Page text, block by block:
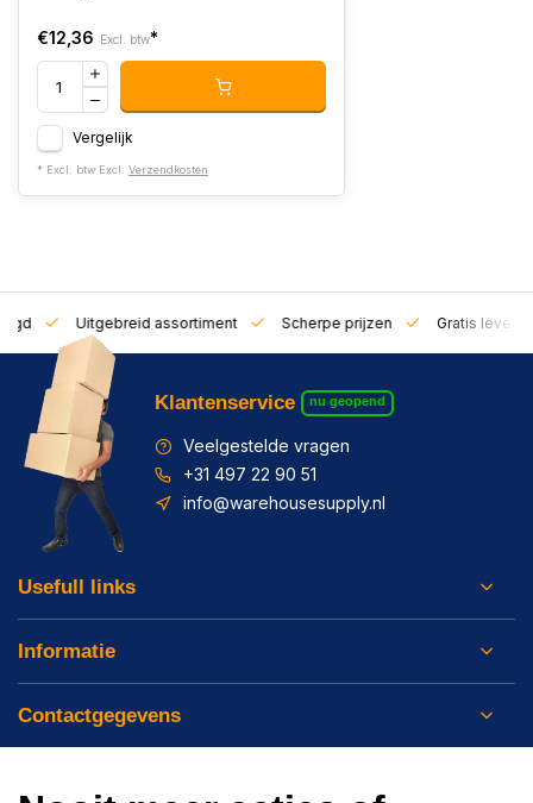
€12,36 Excl. btw*
Vergelijk
* Excl. btw Excl. Verzendkosten
Uitgebreid assortiment Scherpe prijzen Gratis
Klantenservice nu geopend
Veelgestelde vragen
+31 497 22 90 51
info@warehousesupply.nl
Usefull links
Informatie
Contactgegevens